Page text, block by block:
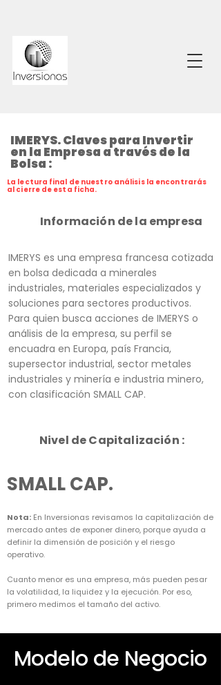
IMERYS. Claves para Invertir
en la Empresa a través de la
Bolsa :
La lectura final de nuestro análisis la encontrarás
al cierre de esta ficha.
Información de la empresa
IMERYS es una empresa francesa cotizada
en bolsa dedicada a minerales
industriales, materiales especializados y
soluciones para sectores productivos.
Para quien busca acciones de IMERYS o
análisis de la empresa, su perfil se
encuadra en Europa, país Francia,
supersector industrial, sector metales
industriales y minería e industria minero,
con clasificación SMALL CAP.
Nivel de Capitalización :
SMALL CAP.
Nota: En Inversionas revisamos la capitalización de
mercado antes de exponer dinero, porque ayuda a
definir la dimensión de posición y el riesgo
operativo.
Cuanto menor es una empresa, más pueden pesar
la volatilidad, la liquidez y la ejecución. Por eso,
primero medimos el tamaño del activo.
Modelo de Negocio